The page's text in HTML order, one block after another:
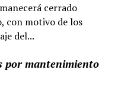
cerrado
con motivo de los
del...
por mantenimiento